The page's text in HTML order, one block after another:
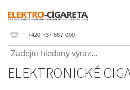
+420 737 887 000
ELEKTRONICKÉ